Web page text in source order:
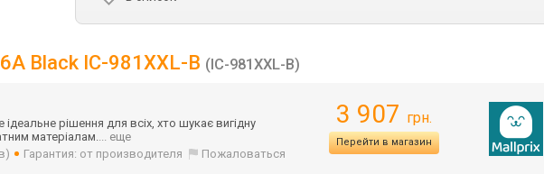
Black IC-981XXL-B (IC-981XXL-B)
рішення для всіх, хто шукає вигідну
матеріалам.... еще
Гарантия: от производителя Пожаловаться
3 907 грн.
Перейти в магазин